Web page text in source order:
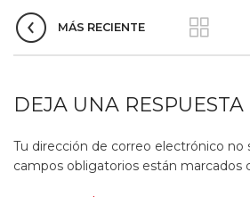
MÁS RECIENTE
DEJA UNA RESPUESTA
Tu dirección de correo electrónico no
campos obligatorios están marcados